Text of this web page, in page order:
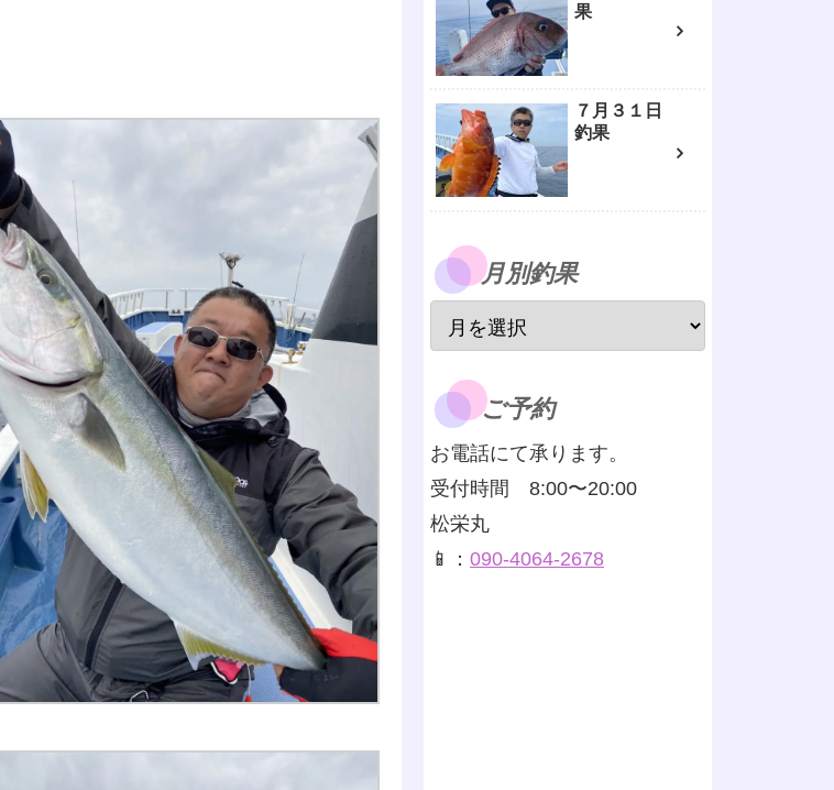
果
７月３１日
釣果
月別釣果
ご予約
お電話にて承ります。
受付時間 8:00〜20:00
松栄丸
📱： 090-4064-2678